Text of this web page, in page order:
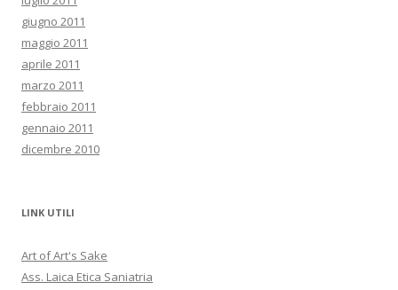
giugno 2011
maggio 2011
aprile 2011
marzo 2011
febbraio 2011
gennaio 2011
dicembre 2010
LINK UTILI
Art of Art's Sake
Ass. Laica Etica Saniatria